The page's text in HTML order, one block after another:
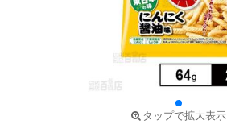
タップで拡大表示